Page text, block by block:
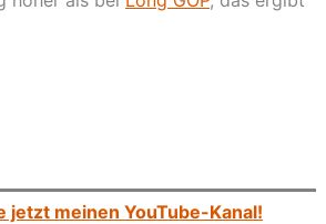
jetzt meinen YouTube-Kanal!